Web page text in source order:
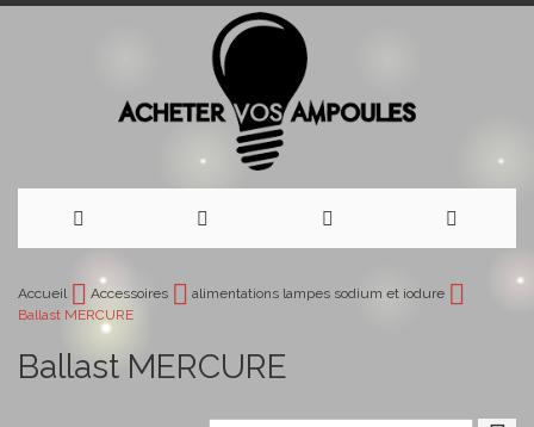
au
contenu
Accueil Accessoires
alimentations lampes sodium et iodure
Ballast MERCURE
Ballast MERCURE